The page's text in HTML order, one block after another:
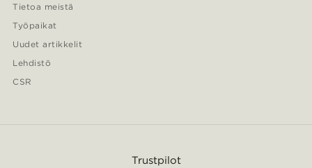
Tietoa meistä
Työpaikat
Uudet artikkelit
Lehdistö
CSR
Trustpilot